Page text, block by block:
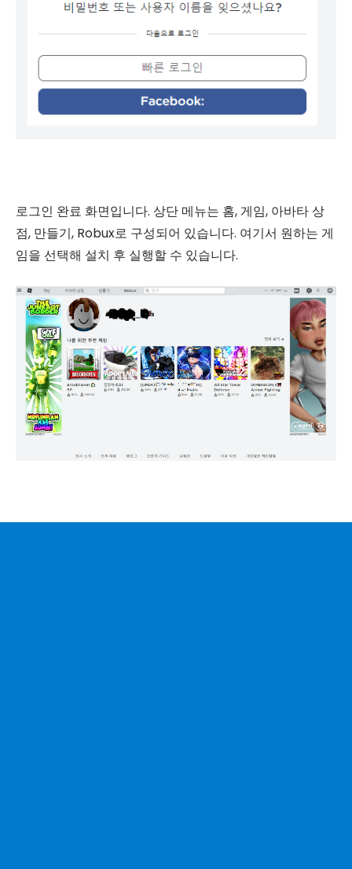
로그인 완료 화면입니다. 상단 메뉴는 홈, 게임, 아바타 상
점, 만들기, Robux로 구성되어 있습니다. 여기서 원하는 게
임을 선택해 설치 후 실행할 수 있습니다.